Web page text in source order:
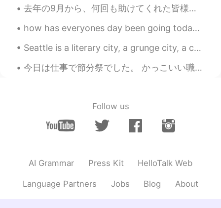
CN EN
I feel very cold,becasue I've never had
CN EN
EN
JP EN
Beautiful pictures! We really don't have
去年の9月から、何回も助けてくれた皆様のお陰で、ようやく奨学金を頂くことができました! 凄く感謝しております。ありがとうございました。 This would have been impossi...
how has everyones day been going today☀️🌈its been a verry hot day today☀️🥵 feel free to chat with...
Seattle is a literary city, a grunge city, a culinary city, an Emerald City. It’s a city where yo...
今日は仕事で節分祭でした。 かっこいい職員同士が鬼になりました。怖くなくて、可愛い鬼でした。👹 笑笑 鬼を追い払うために豆まきをしました。 昼ご飯に、その鬼と大きい声先輩と一緒に食べて、恵方巻の...
Follow us
AI Grammar Press Kit HelloTalk Web
Language Partners Jobs Blog About